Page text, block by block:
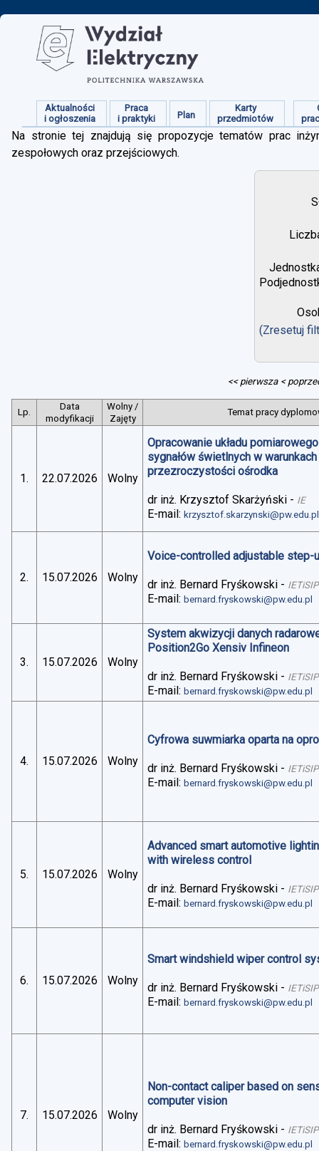
Aktualności
i ogłoszenia
Praca
i praktyki
Plan
Karty
przedmiotów
Na stronie tej znajdują się propozycje tematów prac
zespołowych oraz przejściowych.
(Zresetuj
<< pierwsza <
Lp.
Data
modyfikacji
Wolny /
Zajęty
Temat pracy
1. 22.07.2026 Wolny
Opracowanie układu
sygnałów świetlnych w
przezroczystości ośrodka
dr inż. Krzysztof Skarżyński - IE
E-mail:krzysztof.skarzynski@pw.edu.pl
2. 15.07.2026 Wolny
Voice-controlled adjustable step-
dr inż. Bernard Fryśkowski - IETiSIP
E-mail:bernard.fryskowski@pw.edu.pl
3. 15.07.2026 Wolny
System akwizycji danych
Position2Go Xensiv Infineon
dr inż. Bernard Fryśkowski - IETiSIP
E-mail:bernard.fryskowski@pw.edu.pl
4. 15.07.2026 Wolny
Cyfrowa suwmiarka oparta na
dr inż. Bernard Fryśkowski - IETiSIP
E-mail:bernard.fryskowski@pw.edu.pl
5. 15.07.2026 Wolny
Advanced smart automotive
with wireless control
dr inż. Bernard Fryśkowski - IETiSIP
E-mail:bernard.fryskowski@pw.edu.pl
6. 15.07.2026 Wolny
Smart windshield wiper control
dr inż. Bernard Fryśkowski - IETiSIP
E-mail:bernard.fryskowski@pw.edu.pl
7. 15.07.2026 Wolny
Non-contact caliper based on
computer vision
dr inż. Bernard Fryśkowski - IETiSIP
E-mail:bernard.fryskowski@pw.edu.pl